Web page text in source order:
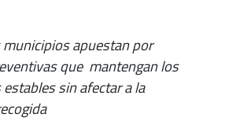
municipios apuestan por
que mantengan los
sin afectar a la